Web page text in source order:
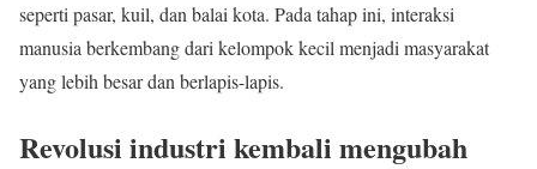
seperti pasar, kuil, dan balai kota. Pada tahap ini, interaksi
manusia berkembang dari kelompok kecil menjadi masyarakat
yang lebih besar dan berlapis-lapis.
Revolusi industri kembali mengubah